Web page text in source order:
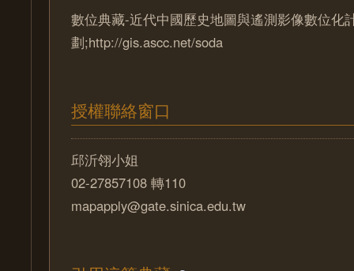
數位典藏-近代中國歷史地圖與遙測影像數位化
劃;http://gis.ascc.net/soda
授權聯絡窗口
邱沂翎小姐
02-27857108 轉110
mapapply@gate.sinica.edu.tw